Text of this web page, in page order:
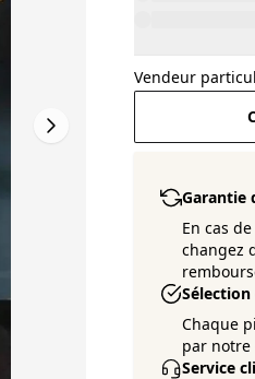
Vendeur
Garantie
En cas
changez
Sélection
Chaque
par notre
Service